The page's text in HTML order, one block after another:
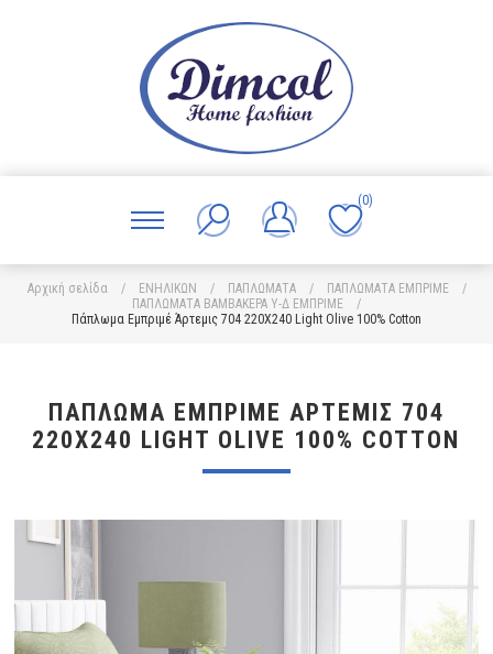
(0)
Αρχική σελίδα / ΕΝΗΛΙΚΩΝ / ΠΑΠΛΩΜΑΤΑ / ΠΑΠΛΩΜΑΤΑ ΕΜΠΡΙΜΕ
/
ΠΑΠΛΩΜΑΤΑ ΒΑΜΒΑΚΕΡΑ Υ-Δ ΕΜΠΡΙΜΕ
/
Πάπλωμα Εμπριμέ Άρτεμις 704 220X240 Light Olive 100% Cotton
ΠΆΠΛΩΜΑ ΕΜΠΡΙΜΈ ΆΡΤΕΜΙΣ 704
220X240 LIGHT OLIVE 100% COTTON